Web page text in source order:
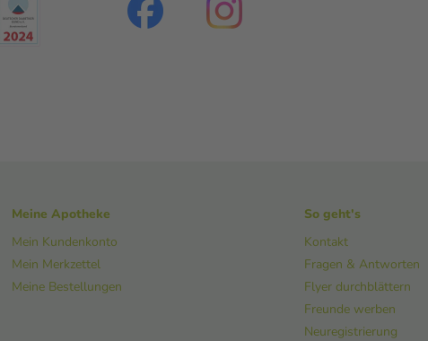
Meine Apotheke
Mein Kundenkonto
Mein Merkzettel
Meine Bestellungen
So geht's
Kontakt
Fragen & Antworten
Flyer durchblättern
Freunde werben
Neuregistrierung